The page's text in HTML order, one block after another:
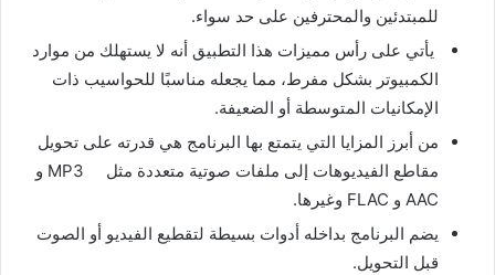
للمبتدئين والمحترفين على حد سواء.
يأتي على رأس مميزات هذا التطبيق أنه لا يستهلك من موارد
الكمبيوتر بشكل مفرط، مما يجعله مناسبًا للحواسيب ذات
الإمكانيات المتوسطة أو الضعيفة.
من أبرز المزايا التي يتمتع بها البرنامج هي قدرته على تحويل
مقاطع الفيديوهات إلى ملفات صوتية متعددة مثل MP3 و
AAC و FLAC وغيرها.
يضم البرنامج بداخله أدوات بسيطة لتقطيع الفيديو أو الصوت
قبل التحويل.